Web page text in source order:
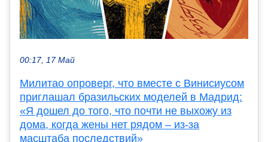
00:17, 17 Май
Милитао опроверг, что вместе с Винисиусом
приглашал бразильских моделей в Мадрид:
«Я дошел до того, что почти не выхожу из
дома, когда жены нет рядом – из-за
масштаба последствий»